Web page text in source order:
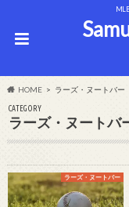
HOME ラーズ・ヌートバー
CATEGORY
ラーズ・ヌートバ
ラーズ・ヌートバー